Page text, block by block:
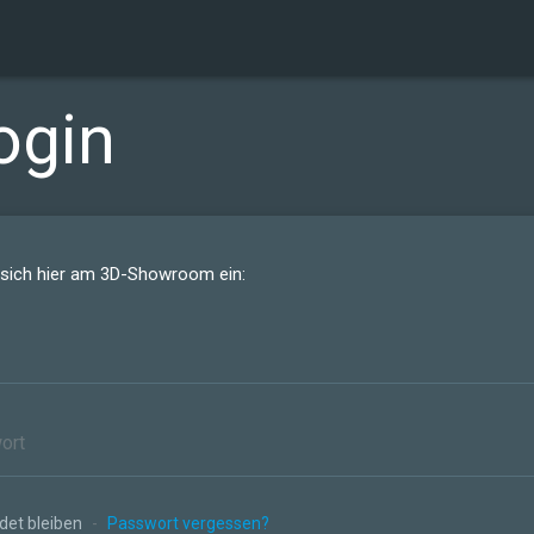
hier am 3D-Showroom ein:
bleiben - Passwort vergessen?